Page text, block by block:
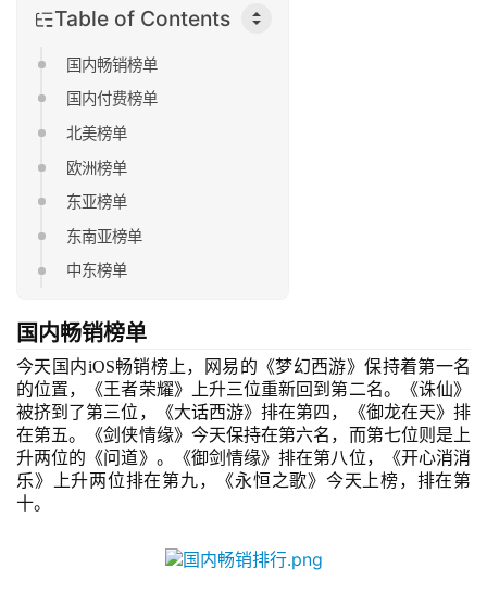
Table of Contents
国内畅销榜单
国内付费榜单
北美榜单
欧洲榜单
东亚榜单
东南亚榜单
中东榜单
国内畅销榜单
今天 国内iOS畅销榜 上，网易的《梦幻西游》保持着第一名
的位置，《王者荣耀》上升三位重新回到第二名。《诛仙》
被挤到了第三位，《大话西游》排在第四，《御龙在天》排
在第五。《剑侠情缘》今天保持在第六名，而第七位则是上
升两位的《问道》。《御剑情缘》排在第八位，《开心消消
乐》上升两位排在第九，《永恒之歌》今天上榜，排在第
十。